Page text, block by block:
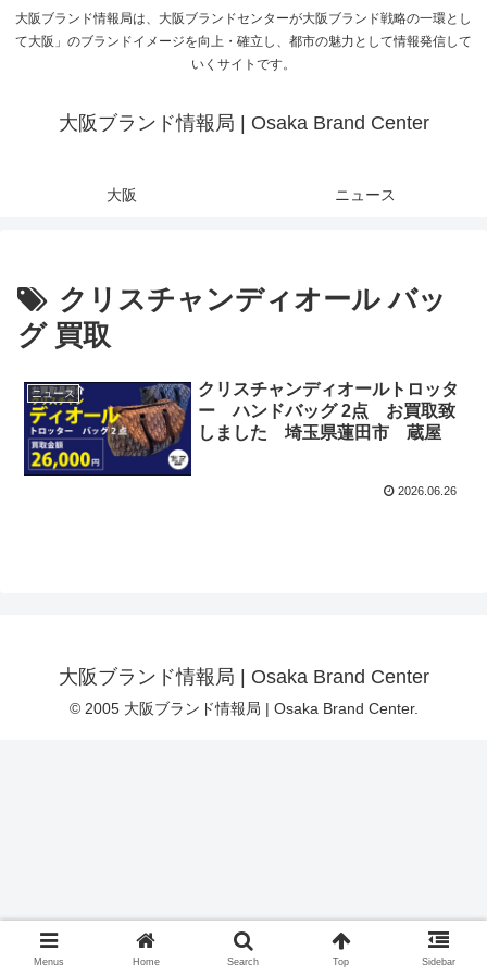
大阪ブランド情報局は、大阪ブランドセンターが大阪ブランド戦略の一環とし
て大阪」のブランドイメージを向上・確立し、都市の魅力として情報発信して
いくサイトです。
大阪ブランド情報局 | Osaka Brand Center
大阪 ニュース
クリスチャンディオール バッ
グ 買取
ニュース
クリスチャンディオールトロッタ
ー ハンドバッグ 2点 お買取致
しました 埼玉県蓮田市 蔵屋
2026.06.26
大阪ブランド情報局 | Osaka Brand Center
© 2005 大阪ブランド情報局 | Osaka Brand Center.
Menus Home Search Top Sidebar